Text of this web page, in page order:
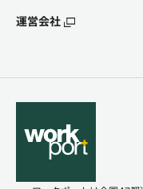
運営会社